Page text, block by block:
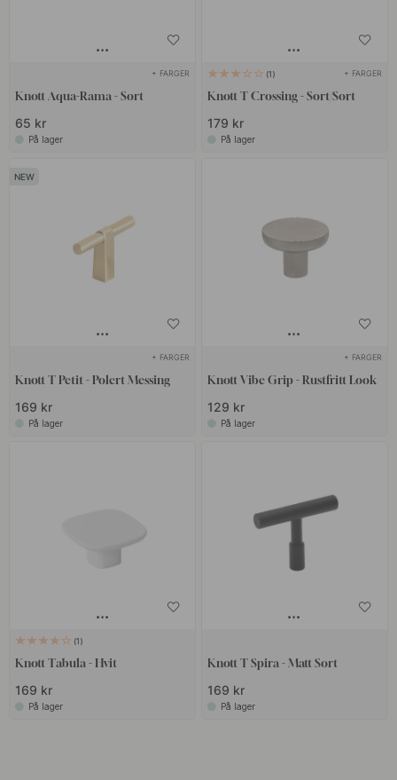
+ FARGER
Knott Aqua-Rama - Sort
65 kr
På lager
1 + FARGER
Knott T Crossing - Sort/Sort
179 kr
På lager
+ FARGER
Knott T Petit - Polert Messing
169 kr
På lager
+ FARGER
Knott Vibe Grip - Rustfritt Look
129 kr
På lager
1
Knott Tabula - Hvit
169 kr
På lager
Knott T Spira - Matt Sort
169 kr
På lager